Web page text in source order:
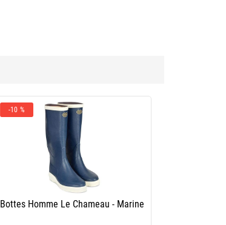
-10 %
Bottes Homme Le Chameau - Marine